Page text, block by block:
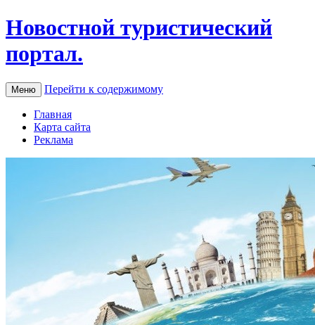
Новостной туристический
портал.
Меню Перейти к содержимому
Главная
Карта сайта
Реклама